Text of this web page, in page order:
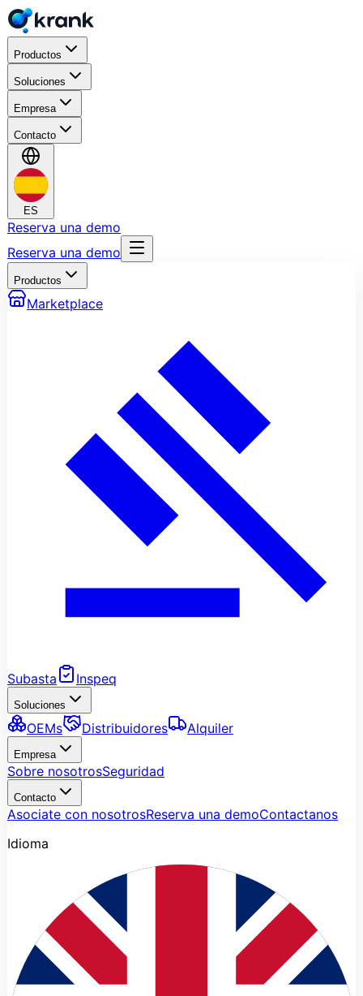
Productos
Soluciones
Empresa
Contacto
ES
Reserva una demo
Reserva una demo
Productos
Marketplace
Subasta Inspeq
Soluciones
OEMs Distribuidores Alquiler
Empresa
Sobre nosotrosSeguridad
Contacto
Asociate con nosotrosReserva una demoContactanos
Idioma